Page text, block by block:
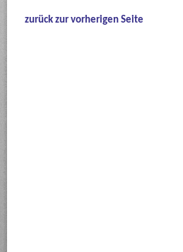
zurück zur vorherigen Seite